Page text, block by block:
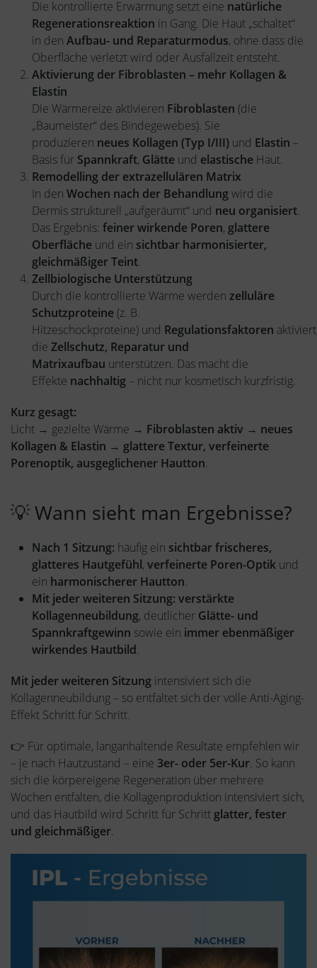
Die kontrollierte Erwärmung setzt eine natürliche
Regenerationsreaktion in Gang. Die Haut „schaltet“
in den Aufbau- und Reparaturmodus, ohne dass die
Oberfläche verletzt wird oder Ausfallzeit entsteht.
Aktivierung der Fibroblasten – mehr Kollagen &
Elastin
Die Wärmereize aktivieren Fibroblasten (die
„Baumeister“ des Bindegewebes). Sie
produzieren neues Kollagen (Typ I/III) und Elastin –
Basis für Spannkraft, Glätte und elastische Haut.
Remodelling der extrazellulären Matrix
In den Wochen nach der Behandlungwird die
Dermis strukturell „aufgeräumt“ und neu organisiert.
Das Ergebnis: feiner wirkende Poren, glattere
Oberfläche und ein sichtbar harmonisierter,
gleichmäßiger Teint.
Zellbiologische Unterstützung
Durch die kontrollierte Wärme werden zelluläre
Schutzproteine (z. B.
Hitzeschockproteine) und Regulationsfaktoren
die Zellschutz, Reparatur und
Matrixaufbau unterstützen. Das macht die
Effekte nachhaltig – nicht nur kosmetisch kurzfristig.
Kurz gesagt:
Licht → gezielte Wärme → Fibroblasten aktiv → neues
Kollagen & Elastin → glattere Textur, verfeinerte
Porenoptik, ausgeglichener Hautton.
💡 Wann sieht man Ergebnisse?
Nach 1 Sitzung: häufig ein sichtbar frischeres,
glatteres Hautgefühl, verfeinerte Poren-Optik und
ein harmonischerer Hautton.
Mit jeder weiteren Sitzung: verstärkte
Kollagenneubildung, deutlicher Glätte- und
Spannkraftgewinn sowie ein immer ebenmäßiger
wirkendes Hautbild.
Mit jeder weiteren Sitzung intensiviert sich die
Kollagenneubildung – so entfaltet sich der volle Anti-Aging-
Effekt Schritt für Schritt.
👉 Für optimale, langanhaltende Resultate empfehlen wir
– je nach Hautzustand – eine 3er- oder 5er-Kur. So kann
sich die körpereigene Regeneration über mehrere
Wochen entfalten, die Kollagenproduktion intensiviert sich,
und das Hautbild wird Schritt für Schritt glatter, fester
und gleichmäßiger.